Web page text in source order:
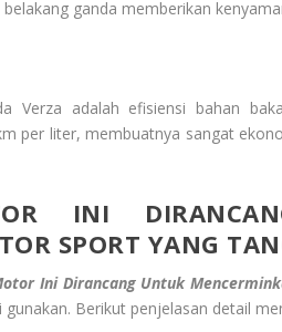
belakang ganda memberikan
Verza adalah efisiensi bahan
per liter, membuatnya sangat
INI
SPORT YANG
Ini Dirancang Untuk
Berikut penjelasan detail